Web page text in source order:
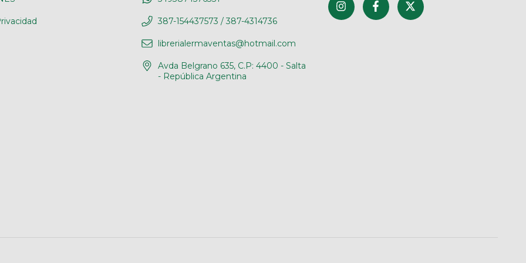
387-154437573 / 387-4314736
librerialermaventas@hotmail.com
Avda Belgrano 635, C.P: 4400 - Salta
- República Argentina